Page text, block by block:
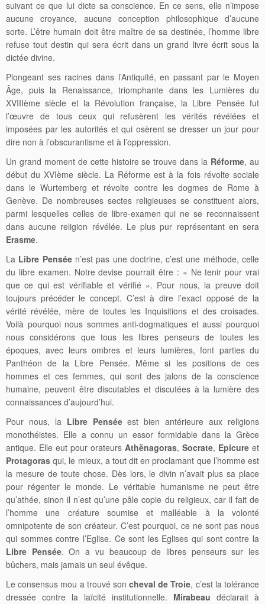
suivant ce que lui dicte sa conscience. En ce sens, elle n’impose
aucune croyance, aucune conception philosophique d’aucune
sorte. L’être humain doit être maître de sa destinée, l’homme libre
refuse tout destin qui sera écrit dans un grand livre écrit sous la
dictée divine.
Plongeant ses racines dans l’Antiquité, en passant par le Moyen
Âge, puis la Renaissance, triomphante dans les Lumières du
XVIIIème siècle et la Révolution française, la Libre Pensée fut
l’œuvre de tous ceux qui refusèrent les vérités révélées et
imposées par les autorités et qui osèrent se dresser un jour pour
dire non à l’obscurantisme et à l’oppression.
Un grand moment de cette histoire se trouve dans la Réforme, au
début du XVIème siècle. La Réforme est à la fois révolte sociale
dans le Wurtemberg et révolte contre les dogmes de Rome à
Genève. De nombreuses sectes religieuses se constituent alors,
parmi lesquelles celles de libre-examen qui ne se reconnaissent
dans aucune religion révélée. Le plus pur représentant en sera
Erasme.
La Libre Penséen’est pas une doctrine, c’est une méthode, celle
du libre examen. Notre devise pourrait être : « Ne tenir pour vrai
que ce qui est vérifiable et vérifié ». Pour nous, la preuve doit
toujours précéder le concept. C’est à dire l’exact opposé de la
vérité révélée, mère de toutes les Inquisitions et des croisades.
Voilà pourquoi nous sommes anti-dogmatiques et aussi pourquoi
nous considérons que tous les libres penseurs de toutes les
époques, avec leurs ombres et leurs lumières, font parties du
Panthéon de la Libre Pensée. Même si les positions de ces
hommes et ces femmes, qui sont des jalons de la conscience
humaine, peuvent être discutables et discutées à la lumière des
connaissances d’aujourd’hui.
Pour nous, la Libre Penséeest bien antérieure aux religions
monothéistes. Elle a connu un essor formidable dans la Grèce
antique. Elle eut pour orateurs Athënagoras, Socrate, Epicure et
Protagoras qui, le mieux, a tout dit en proclamant que l’homme est
la mesure de toute chose. Dès lors, le divin n’avait plus sa place
pour régenter le monde. Le véritable humanisme ne peut être
qu’athée, sinon il n’est qu’une pâle copie du religieux, car il fait de
l’homme une créature soumise et malléable à la volonté
omnipotente de son créateur. C’est pourquoi, ce ne sont pas nous
qui sommes contre l’Eglise. Ce sont les Eglises qui sont contre la
Libre Pensée. On a vu beaucoup de libres penseurs sur les
bûchers, mais jamais un seul évêque.
Le consensus mou a trouvé son cheval de Troie, c’est la tolérance
dressée contre la laïcité institutionnelle. Mirabeau déclarait à